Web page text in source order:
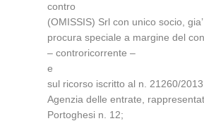
contro
(OMISSIS) Srl con unico socio,
procura speciale a margine del
– controricorrente –
e
sul ricorso iscritto al n. 21260/
Agenzia delle entrate,
Portoghesi n. 12;